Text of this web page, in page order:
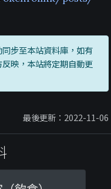
步至本站資料庫，如有
映，本站將定期自動更
最後更新：2022-11-06